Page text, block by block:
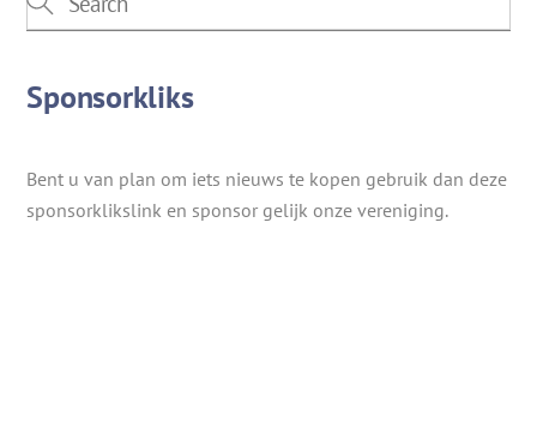
Sponsorkliks
Bent u van plan om iets nieuws te kopen gebruik dan deze
sponsorklikslink en sponsor gelijk onze vereniging.